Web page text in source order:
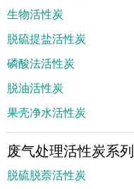
生物活性炭
脱硫提盐活性炭
磷酸法活性炭
脱油活性炭
果壳净水活性炭
废气处理活性炭系列
脱硫脱萘活性炭